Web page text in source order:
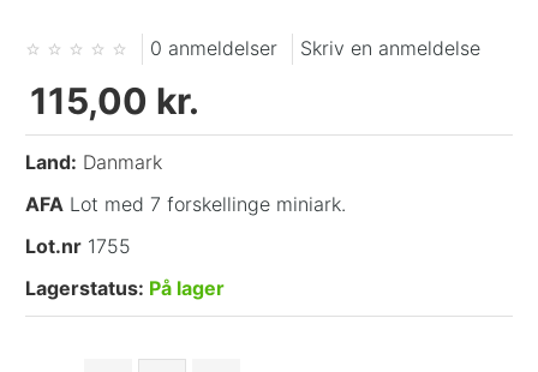
0 anmeldelser Skriv en anmeldelse
115,00 kr.
Land: Danmark
AFA Lot med 7 forskellinge miniark.
Lot.nr 1755
Lagerstatus: På lager